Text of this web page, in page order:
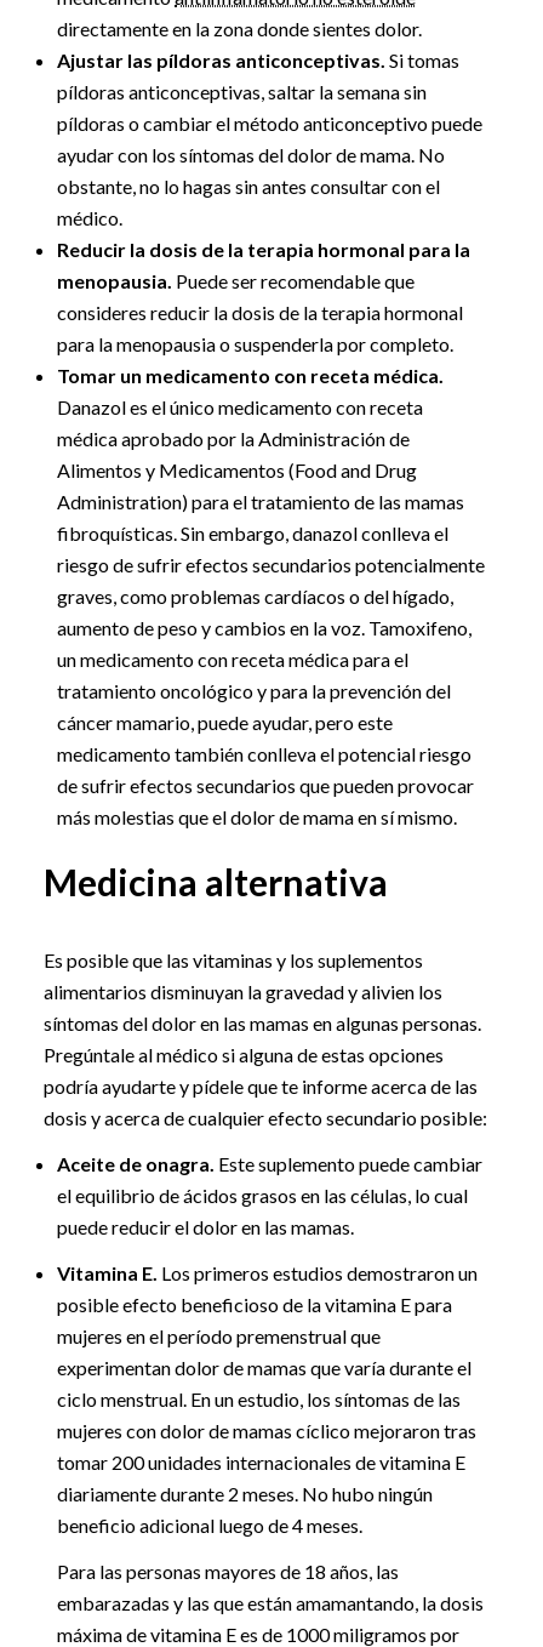
directamente en la zona donde sientes dolor.
Ajustar las píldoras anticonceptivas. Si tomas
píldoras anticonceptivas, saltar la semana sin
píldoras o cambiar el método anticonceptivo puede
ayudar con los síntomas del dolor de mama. No
obstante, no lo hagas sin antes consultar con el
médico.
Reducir la dosis de la terapia hormonal para la
menopausia. Puede ser recomendable que
consideres reducir la dosis de la terapia hormonal
para la menopausia o suspenderla por completo.
Tomar un medicamento con receta médica.
Danazol es el único medicamento con receta
médica aprobado por la Administración de
Alimentos y Medicamentos (Food and Drug
Administration) para el tratamiento de las mamas
fibroquísticas. Sin embargo, danazol conlleva el
riesgo de sufrir efectos secundarios potencialmente
graves, como problemas cardíacos o del hígado,
aumento de peso y cambios en la voz. Tamoxifeno,
un medicamento con receta médica para el
tratamiento oncológico y para la prevención del
cáncer mamario, puede ayudar, pero este
medicamento también conlleva el potencial riesgo
de sufrir efectos secundarios que pueden provocar
más molestias que el dolor de mama en sí mismo.
Medicina alternativa
Es posible que las vitaminas y los suplementos
alimentarios disminuyan la gravedad y alivien los
síntomas del dolor en las mamas en algunas personas.
Pregúntale al médico si alguna de estas opciones
podría ayudarte y pídele que te informe acerca de las
dosis y acerca de cualquier efecto secundario posible:
Aceite de onagra. Este suplemento puede cambiar
el equilibrio de ácidos grasos en las células, lo cual
puede reducir el dolor en las mamas.
Vitamina E. Los primeros estudios demostraron un
posible efecto beneficioso de la vitamina E para
mujeres en el período premenstrual que
experimentan dolor de mamas que varía durante el
ciclo menstrual. En un estudio, los síntomas de las
mujeres con dolor de mamas cíclico mejoraron tras
tomar 200 unidades internacionales de vitamina E
diariamente durante 2 meses. No hubo ningún
beneficio adicional luego de 4 meses.
Para las personas mayores de 18 años, las
embarazadas y las que están amamantando, la dosis
máxima de vitamina E es de 1000 miligramos por